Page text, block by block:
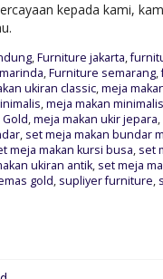
kepada kami,
,Furniture jakarta,
,Furniture semarang,
ukiran classic,meja
,meja makan
,meja makan ukir jepara,
, set meja makan bundar
meja makan kursi busa, set
ukiran antik, set meja
gold, supliyer furniture,